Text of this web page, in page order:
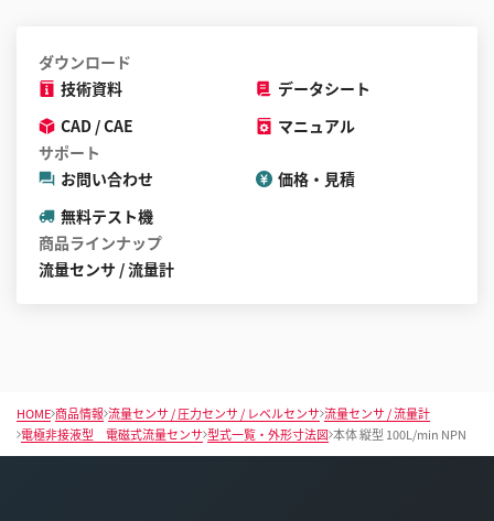
ダウンロード
技術資料
データシート
CAD / CAE
マニュアル
サポート
お問い合わせ
価格・見積
無料テスト機
商品ラインナップ
流量センサ / 流量計
HOME 商品情報 流量センサ / 圧力センサ / レベルセンサ 流量センサ / 流量計
電極非接液型 電磁式流量センサ 型式一覧・外形寸法図 本体 縦型 100L/min NPN